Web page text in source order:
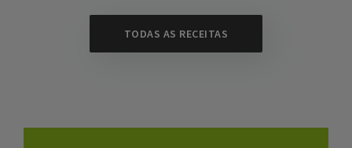
TODAS AS RECEITAS